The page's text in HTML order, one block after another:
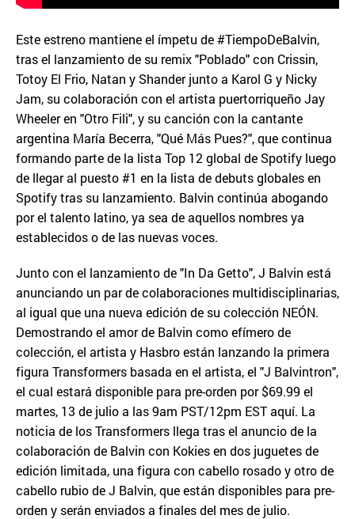
Este estreno mantiene el ímpetu de #TiempoDeBalvin,
tras el lanzamiento de su remix "Poblado" con Crissin,
Totoy El Frio, Natan y Shander junto a Karol G y Nicky
Jam, su colaboración con el artista puertorriqueño Jay
Wheeler en "Otro Fili", y su canción con la cantante
argentina María Becerra, "Qué Más Pues?", que continua
formando parte de la lista Top 12 global de Spotify luego
de llegar al puesto #1 en la lista de debuts globales en
Spotify tras su lanzamiento. Balvin continúa abogando
por el talento latino, ya sea de aquellos nombres ya
establecidos o de las nuevas voces.
Junto con el lanzamiento de "In Da Getto", J Balvin está
anunciando un par de colaboraciones multidisciplinarias,
al igual que una nueva edición de su colección NEÓN.
Demostrando el amor de Balvin como efímero de
colección, el artista y Hasbro están lanzando la primera
figura Transformers basada en el artista, el "J Balvintron",
el cual estará disponible para pre-orden por $69.99 el
martes, 13 de julio a las 9am PST/12pm EST aquí. La
noticia de los Transformers llega tras el anuncio de la
colaboración de Balvin con Kokies en dos juguetes de
edición limitada, una figura con cabello rosado y otro de
cabello rubio de J Balvin, que están disponibles para pre-
orden y serán enviados a finales del mes de julio.